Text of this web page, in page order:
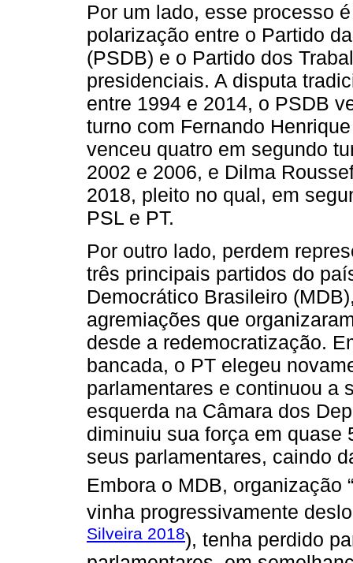
Por um lado, esse processo
polarização entre o Partido
(PSDB) e o Partido dos
presidenciais. A disputa
entre 1994 e 2014, o PSDB
turno com Fernando
venceu quatro em segundo
2002 e 2006, e Dilma
2018, pleito no qual, em
PSL e PT.
Por outro lado, perdem
três principais partidos do
Democrático Brasileiro
agremiações que
desde a redemocratização.
bancada, o PT elegeu
parlamentares e continuou a
esquerda na Câmara dos
diminuiu sua força em quase
seus parlamentares, caindo
Embora o MDB, organização
vinha progressivamente
Silveira 2018), tenha perdido